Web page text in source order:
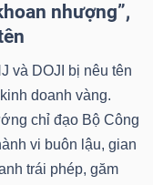
nhượng”,
và DOJI bị nêu tên
doanh vàng.
chỉ đạo Bộ Công
vi buôn lậu, gian
trái phép, găm